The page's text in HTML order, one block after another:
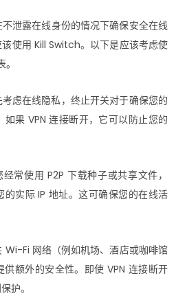
泄露在​​线身份的情况下确保安全在线
使用 Kill Switch。以下是应该考虑使
虑在线隐私，终止开关对于确保您的
果 VPN 连接断开，它可以防止您的
经常使用 P2P 下载种子或共享文件，
实际 IP 地址。这可确保您的在线活
Wi-Fi 网络（例如机场、酒店或咖啡馆
额外的安全性。即使 VPN 连接断开
护。